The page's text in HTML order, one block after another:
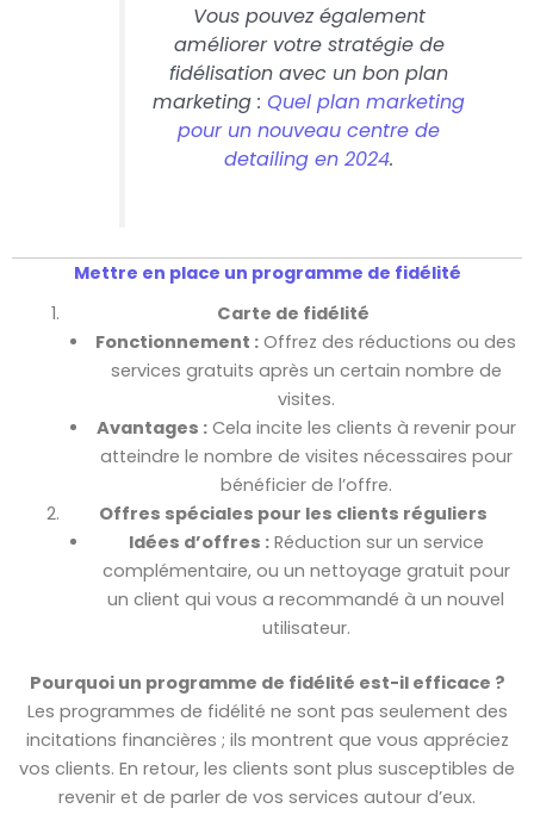
Vous pouvez également
améliorer votre stratégie de
fidélisation avec un bon plan
marketing : Quel plan marketing
pour un nouveau centre de
detailing en 2024.
Mettre en place un programme de fidélité
Carte de fidélité
Fonctionnement : Offrez des réductions ou des
services gratuits après un certain nombre de
visites.
Avantages :Cela incite les clients à revenir pour
atteindre le nombre de visites nécessaires pour
bénéficier de l’offre.
Offres spéciales pour les clients réguliers
Idées d’offres :Réduction sur un service
complémentaire, ou un nettoyage gratuit pour
un client qui vous a recommandé à un nouvel
utilisateur.
Pourquoi un programme de fidélité est-il efficace ?
Les programmes de fidélité ne sont pas seulement des
incitations financières ; ils montrent que vous appréciez
vos clients. En retour, les clients sont plus susceptibles de
revenir et de parler de vos services autour d’eux.